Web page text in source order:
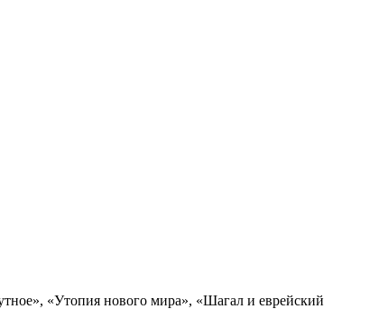
«Утопия нового мира», «Шагал и еврейский